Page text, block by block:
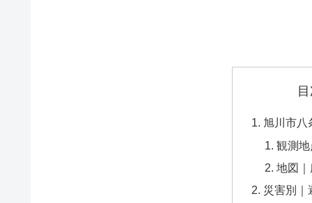
旭川市八
観測
地図
災害別｜